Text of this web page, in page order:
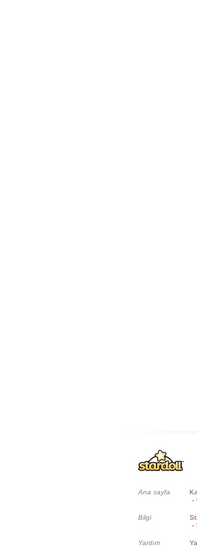
Ana sayfa
•
Bilgi
•
Yardım